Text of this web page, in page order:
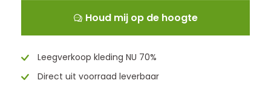
Houd mij op de hoogte
Leegverkoop kleding NU 70%
Direct uit voorraad leverbaar